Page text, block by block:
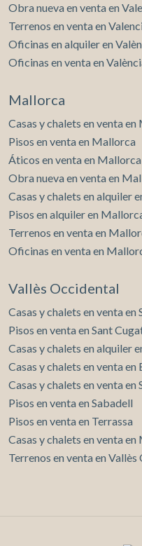
Obra nueva en venta en
Terrenos en venta en
Oficinas en alquiler en
Oficinas en venta en
Mallorca
Casas y chalets en venta
Pisos en venta en Mallorca
Áticos en venta en Mallorca
Obra nueva en venta en
Casas y chalets en alquiler
Pisos en alquiler en
Terrenos en venta en
Oficinas en venta en
Vallès Occidental
Casas y chalets en venta en
Pisos en venta en Sant
Casas y chalets en alquiler
Casas y chalets en venta
Casas y chalets en venta en
Pisos en venta en Sabadell
Pisos en venta en Terrassa
Casas y chalets en venta
Terrenos en venta en